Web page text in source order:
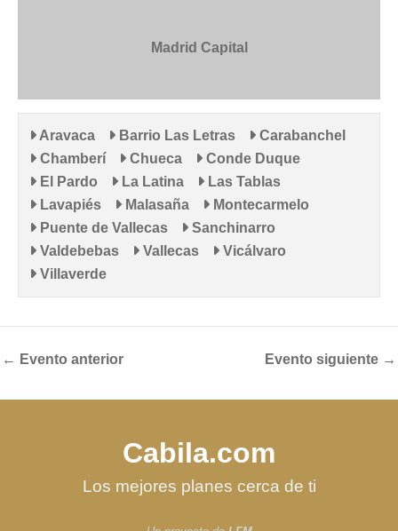
Madrid Capital
Aravaca Barrio Las Letras
Carabanchel
Chamberí
Chueca
Conde Duque
El Pardo
La Latina
Las Tablas
Lavapiés
Malasaña
Montecarmelo
Puente de Vallecas
Sanchinarro
Valdebebas
Vallecas
Vicálvaro
Villaverde
← Evento anterior Evento siguiente →
Cabila.com
Los mejores planes cerca de ti